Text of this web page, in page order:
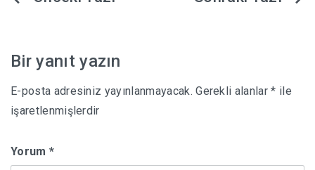
Bir yanıt yazın
E-posta adresiniz yayınlanmayacak. Gerekli alanlar* ile
işaretlenmişlerdir
Yorum *